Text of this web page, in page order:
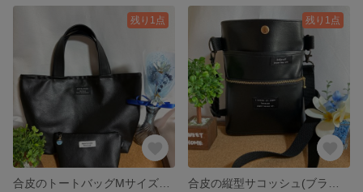
残り1点 残り1点